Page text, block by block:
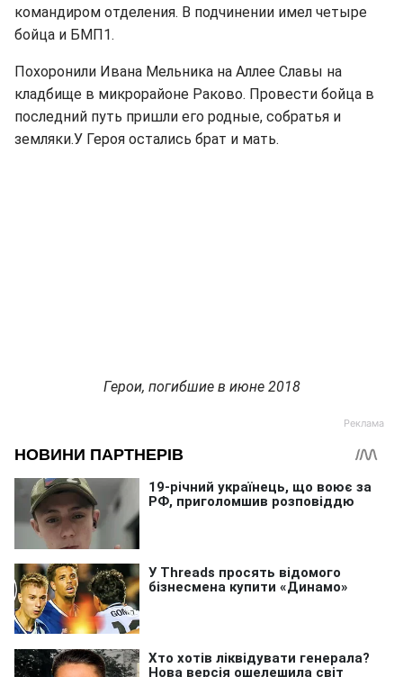
командиром отделения. В подчинении имел четыре
бойца и БМП1.
Похоронили Ивана Мельника на Аллее Славы на
кладбище в микрорайоне Раково. Провести бойца в
последний путь пришли его родные, собратья и
земляки.У Героя остались брат и мать.
Герои, погибшие в июне 2018